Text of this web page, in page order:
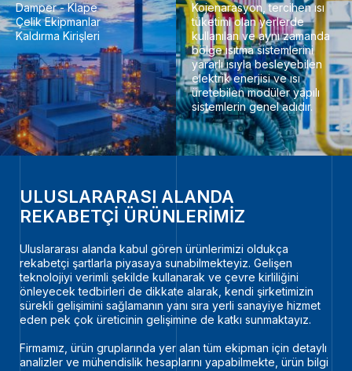
Damper - Klape
Çelik Ekipmanlar
Kaldırma Kirişleri
Kojenarasyon, tercihen ısı
tüketimi olan yerlerde
kullanılan ve aynı zamanda
bölge ısıtma sistemlerini
yararlı ısıyla besleyebilen
elektrik enerjisi ve ısı
üretebilen modüler yapılı
sistemlerin genel adıdır.
ULUSLARARASI ALANDA
REKABETÇİ ÜRÜNLERİMİZ
Uluslararası alanda kabul gören ürünlerimizi oldukça
rekabetçi şartlarla piyasaya sunabilmekteyiz. Gelişen
teknolojiyi verimli şekilde kullanarak ve çevre kirliliğini
önleyecek tedbirleri de dikkate alarak, kendi şirketimizin
sürekli gelişimini sağlamanın yanı sıra yerli sanayiye hizmet
eden pek çok üreticinin gelişimine de katkı sunmaktayız.
Firmamız, ürün gruplarında yer alan tüm ekipman için detaylı
analizler ve mühendislik hesaplarını yapabilmekte, ürün bilgi